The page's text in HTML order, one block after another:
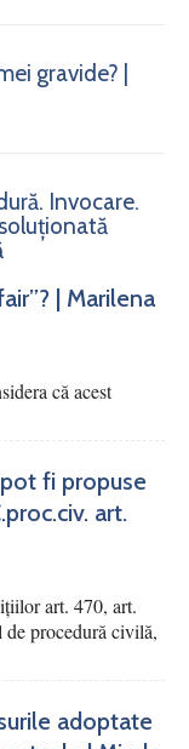
gravide? |
Invocare.
| Marilena
că acest
fi propuse
art.
art. 470, art.
procedură civilă,
adoptate